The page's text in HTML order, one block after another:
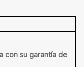
con su garantía de